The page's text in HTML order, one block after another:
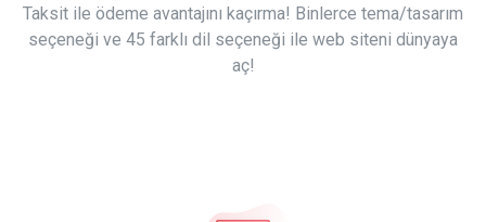
Taksit ile ödeme avantajını kaçırma! Binlerce tema/tasarım
seçeneği ve 45 farklı dil seçeneği ile web siteni dünyaya
aç!